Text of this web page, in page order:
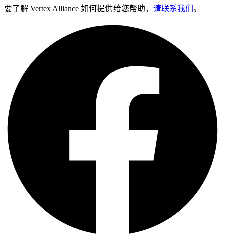
要了解 Vertex Alliance 如何提供给您帮助， 请联系我们 。